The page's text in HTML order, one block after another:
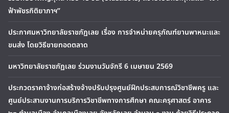
ฟ้าพัชรกิติยาภาฯ”
ประกาศมหาวิทยาลัยราชภัฏเลย เรื่อง การจำหน่ายครุภัณฑ์ยานพาหนะและ
ขนส่ง โดยวิธีขายทอดตลาด
มหาวิทยาลัยราชภัฏเลย ร่วมงานวันจักรี 6 เมษายน 2569
ประกวดราคาจ้างก่อสร้างจ้างปรับปรุงศูนย์ฝึกประสบการณ์วิชาชีพครู และ
ศูนย์ประสานงานการบริการวิชาชีพทางการศึกษา คณะครุศาสตร์ อาคาร